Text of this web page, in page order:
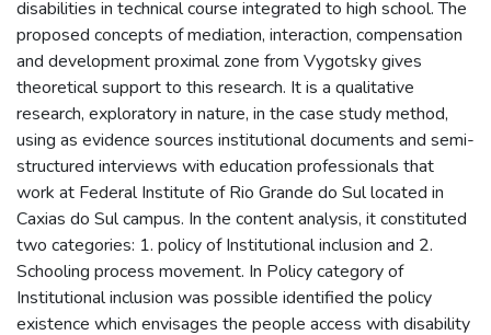
disabilities in technical course integrated to high school. The
proposed concepts of mediation, interaction, compensation
and development proximal zone from Vygotsky gives
theoretical support to this research. It is a qualitative
research, exploratory in nature, in the case study method,
using as evidence sources institutional documents and semi-
structured interviews with education professionals that
work at Federal Institute of Rio Grande do Sul located in
Caxias do Sul campus. In the content analysis, it constituted
two categories: 1. policy of Institutional inclusion and 2.
Schooling process movement. In Policy category of
Institutional inclusion was possible identified the policy
existence which envisages the people access with disability